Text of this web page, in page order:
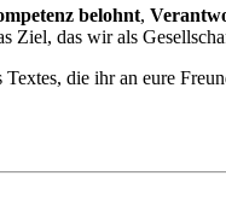
belohnt,
Ziel, das wir als
die ihr an eure